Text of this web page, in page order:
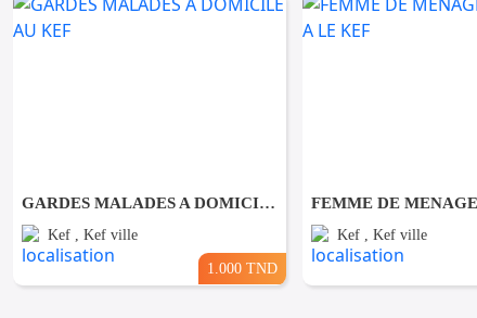
GARDES MALADES A DOMICILE AU KEF
Kef , Kef ville
1.000 TND
Kef , Kef ville